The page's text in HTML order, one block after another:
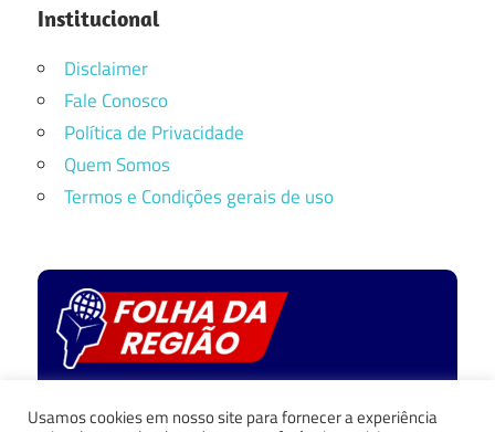
Institucional
Disclaimer
Fale Conosco
Política de Privacidade
Quem Somos
Termos e Condições gerais de uso
Usamos cookies em nosso site para fornecer a experiência